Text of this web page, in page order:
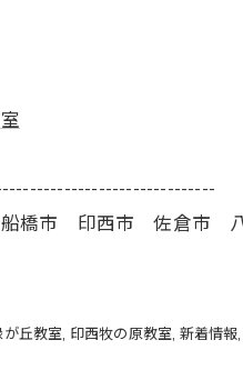
橋市 印西市 佐倉市
丘教室 印西牧の原教室 新着情報